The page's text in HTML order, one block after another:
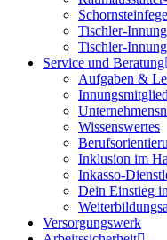
Tischler-
Tischler-
Service und Beratung
Aufgaben &
Wissenswertes
Inklusion im
Inkasso-
Dein Einstieg
Versorgungswerk